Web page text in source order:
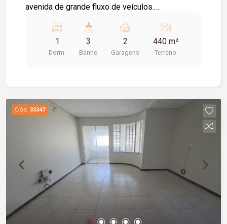
avenida de grande fluxo de veículos.
recepção, 06 salas com aproximadamente 12m² .
04 banheiros sendo 02 acessíveis, copa, cozinha
funcional e edícula com quarto, banheiro e área
1
Dorm.
3
Banho
2
Garagens
440 m²
Terreno
Cód. 33347